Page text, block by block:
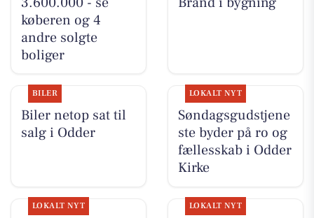
køberen og 4
andre solgte
boliger
BILER
Biler netop sat til
salg i Odder
LOKALT NYT
Søndagsgudstjene
ste byder på ro og
fællesskab i Odder
Kirke
LOKALT NYT LOKALT NYT